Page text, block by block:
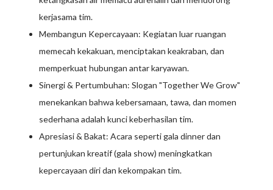
kerjasama tim.
Membangun Kepercayaan: Kegiatan luar ruangan
memecah kekakuan, menciptakan keakraban, dan
memperkuat hubungan antar karyawan.
Sinergi & Pertumbuhan: Slogan "Together We Grow"
menekankan bahwa kebersamaan, tawa, dan momen
sederhana adalah kunci keberhasilan tim.
Apresiasi & Bakat: Acara seperti gala dinner dan
pertunjukan kreatif (gala show) meningkatkan
kepercayaan diri dan kekompakan tim.